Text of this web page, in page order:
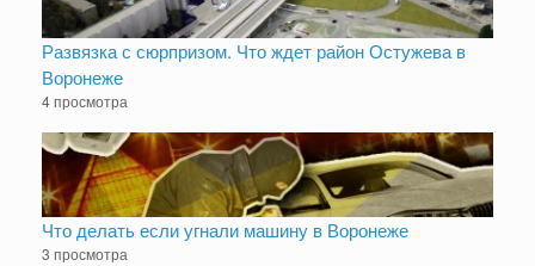
Развязка с сюрпризом. Что ждет район Остужева в
Воронеже
4 просмотра
Что делать если угнали машину в Воронеже
3 просмотра